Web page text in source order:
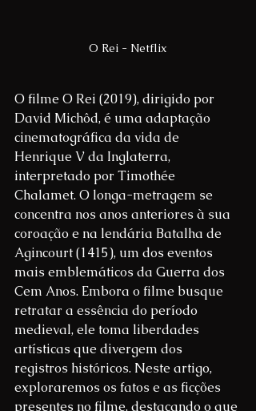
O Rei - Netflix
O filme O Rei (2019), dirigido por
David Michôd, é uma adaptação
cinematográfica da vida de
Henrique V da Inglaterra,
interpretado por Timothée
Chalamet. O longa-metragem se
concentra nos anos anteriores à sua
coroação e na lendária Batalha de
Agincourt (1415), um dos eventos
mais emblemáticos da Guerra dos
Cem Anos. Embora o filme busque
retratar a essência do período
medieval, ele toma liberdades
artísticas que divergem dos
registros históricos. Neste artigo,
exploraremos os fatos e as ficções
presentes no filme, destacando o que